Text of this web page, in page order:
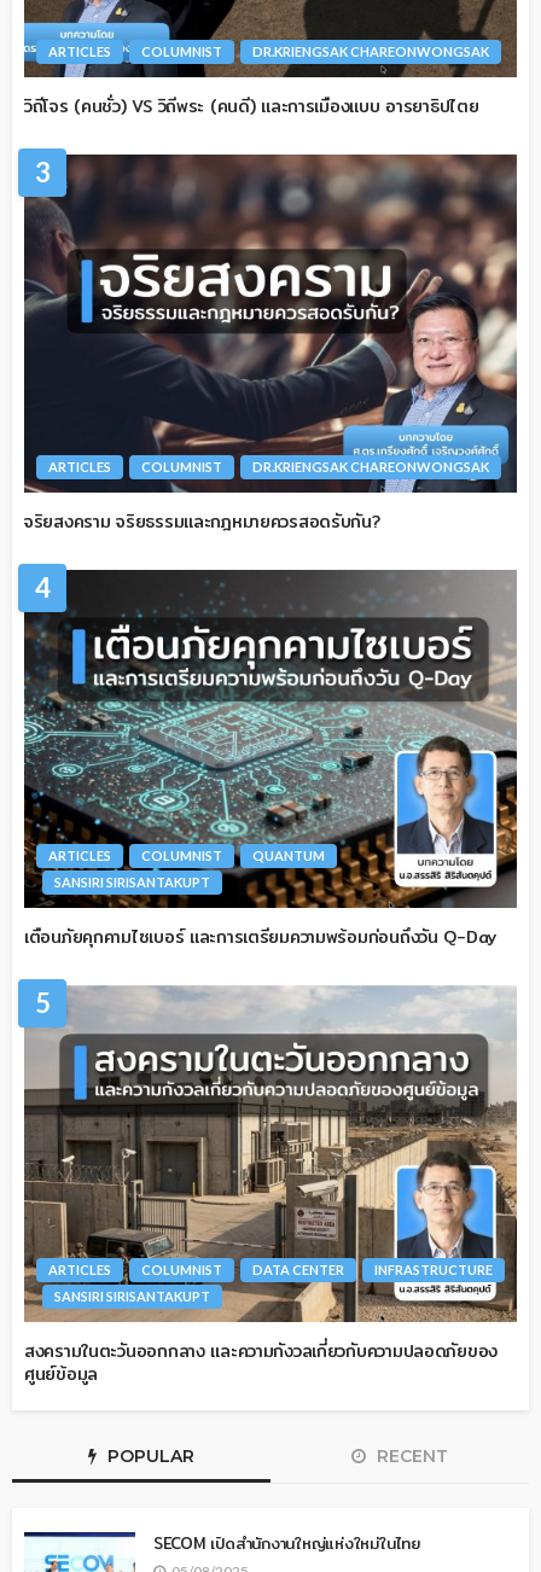
ARTICLES COLUMNIST DR.KRIENGSAK CHAREONWONGSAK
วิถีโจร (คนชั่ว) VS วิถีพระ (คนดี) และการเมืองแบบ อารยาธิปไตย
3
ARTICLES COLUMNIST DR.KRIENGSAK CHAREONWONGSAK
จริยสงคราม จริยธรรมและกฎหมายควรสอดรับกัน?
4
ARTICLES COLUMNIST
QUANTUM
SANSIRI SIRISANTAKUPT
เตือนภัยคุกคามไซเบอร์ และการเตรียมความพร้อมก่อนถึงวัน Q-Day
5
ARTICLES COLUMNIST DATA CENTER
INFRASTRUCTURE
SANSIRI SIRISANTAKUPT
สงครามในตะวันออกกลาง และความกังวลเกี่ยวกับความปลอดภัยของ
ศูนย์ข้อมูล
POPULAR RECENT
SECOM เปิดสำนักงานใหญ่แห่งใหม่ในไทย